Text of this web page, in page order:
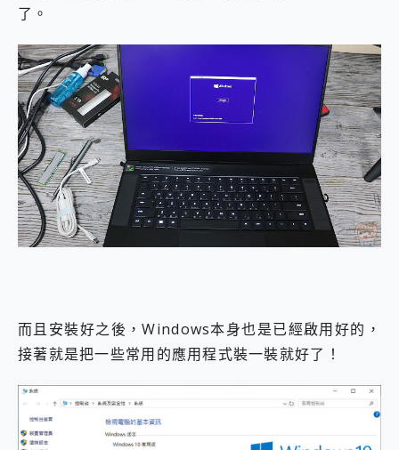
了。
而且安裝好之後，Windows本身也是已經啟用好的，
接著就是把一些常用的應用程式裝一裝就好了！